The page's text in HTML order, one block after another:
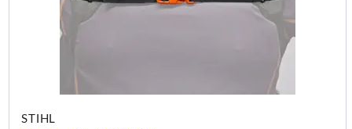
STIHL